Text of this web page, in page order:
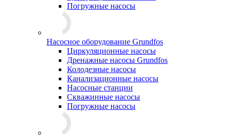
Погружные насосы
Насосное оборудование Grundfos
Циркуляционные насосы
Дренажные насосы Grundfos
Колодезные насосы
Канализационные насосы
Насосные станции
Скважинные насосы
Погружные насосы